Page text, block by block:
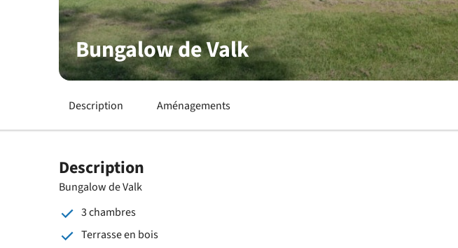
Bungalow de Valk
Description Aménagements
Description
Bungalow de Valk
3 chambres
Terrasse en bois